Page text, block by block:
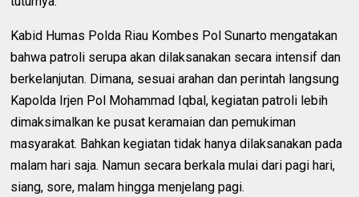
Kabid Humas Polda Riau Kombes Pol Sunarto mengatakan
bahwa patroli serupa akan dilaksanakan secara intensif dan
berkelanjutan. Dimana, sesuai arahan dan perintah langsung
Kapolda Irjen Pol Mohammad Iqbal, kegiatan patroli lebih
dimaksimalkan ke pusat keramaian dan pemukiman
masyarakat. Bahkan kegiatan tidak hanya dilaksanakan pada
malam hari saja. Namun secara berkala mulai dari pagi hari,
siang, sore, malam hingga menjelang pagi.